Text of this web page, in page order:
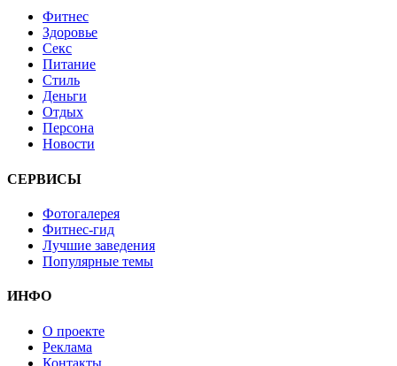
Фитнес
Здоровье
Секс
Питание
Стиль
Деньги
Отдых
Персона
Новости
СЕРВИСЫ
Фотогалерея
Фитнес-гид
Лучшие заведения
Популярные темы
ИНФО
О проекте
Реклама
Контакты